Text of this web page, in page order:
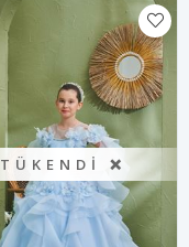
TÜKENDI ❌